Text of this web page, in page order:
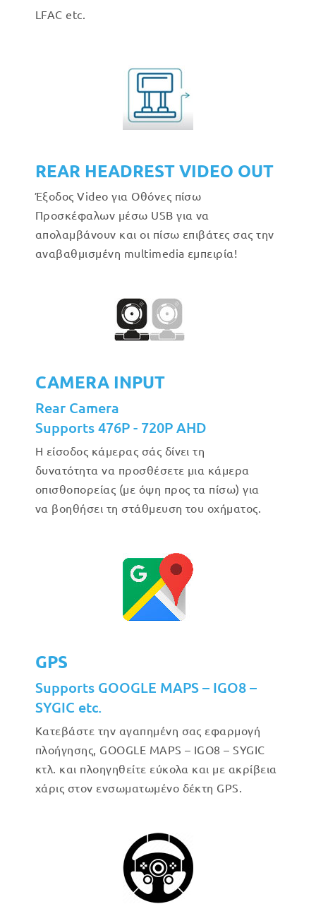
LFAC etc.
REAR HEADREST VIDEO OUT
Έξοδος Video για Οθόνες πίσω
Προσκέφαλων μέσω USB για να
απολαμβάνουν και οι πίσω επιβάτες σας την
αναβαθμισμένη multimedia εμπειρία!
CAMERA INPUT
Rear Camera
Supports 476P - 720P AHD
Η είσοδος κάμερας σάς δίνει τη
δυνατότητα να προσθέσετε μια κάμερα
οπισθοπορείας (με όψη προς τα πίσω) για
να βοηθήσει τη στάθμευση του οχήματος.
GPS
Supports GOOGLE MAPS – IGO8 –
SYGIC etc.
Κατεβάστε την αγαπημένη σας εφαρμογή
πλοήγησης, GOOGLE MAPS – IGO8 – SYGIC
κτλ. και πλοηγηθείτε εύκολα και με ακρίβεια
χάρις στον ενσωματωμένο δέκτη GPS.